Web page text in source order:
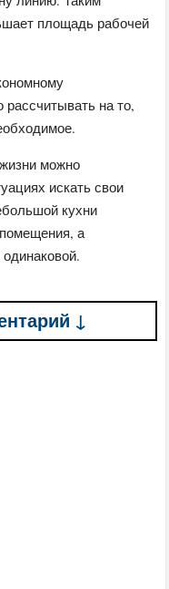
площадь рабочей
на то,
можно
искать свои
кухни
а
↓